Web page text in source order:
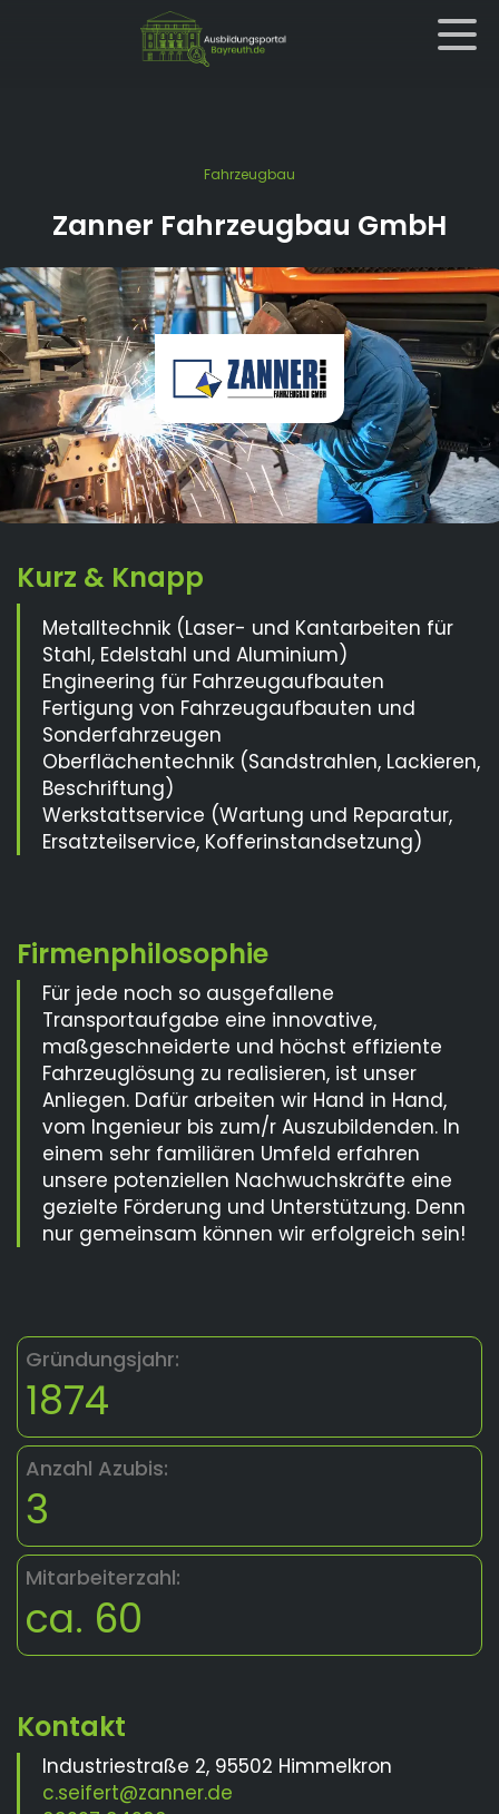
Fahrzeugbau
Zanner Fahrzeugbau GmbH
Metalltechnik (Laser- und Kantarbeiten für
Stahl, Edelstahl und Aluminium)
Engineering für Fahrzeugaufbauten
Fertigung von Fahrzeugaufbauten und
Sonderfahrzeugen
Oberflächentechnik (Sandstrahlen, Lackieren,
Beschriftung)
Werkstattservice (Wartung und Reparatur,
Ersatzteilservice, Kofferinstandsetzung)
Für jede noch so ausgefallene
Transportaufgabe eine innovative,
maßgeschneiderte und höchst effiziente
Fahrzeuglösung zu realisieren, ist unser
Anliegen. Dafür arbeiten wir Hand in Hand,
vom Ingenieur bis zum/r Auszubildenden. In
einem sehr familiären Umfeld erfahren
unsere potenziellen Nachwuchskräfte eine
gezielte Förderung und Unterstützung. Denn
nur gemeinsam können wir erfolgreich sein!
Gründungsjahr:
1874
Anzahl Azubis:
3
Mitarbeiterzahl:
ca. 60
Industriestraße 2, 95502 Himmelkron
c.seifert@zanner.de